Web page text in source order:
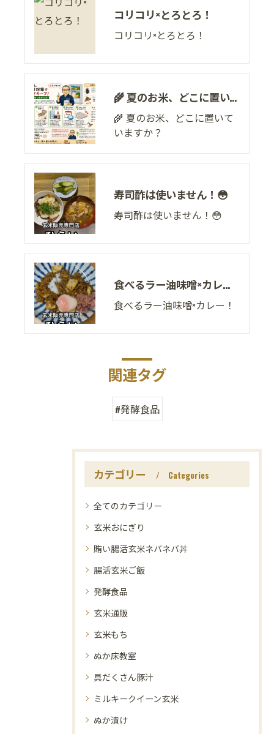
コリコリ×とろとろ！
コリコリ×とろとろ！
🌾 夏のお米、どこに置いていますか？
🌾 夏のお米、どこに置いて
いますか？
寿司酢は使いません！😳
寿司酢は使いません！😳
食べるラー油味噌×カレー！
食べるラー油味噌×カレー！
関連タグ
#発酵食品
カテゴリー Categories
全てのカテゴリー
玄米おにぎり
賄い腸活玄米ネバネバ丼
腸活玄米ご飯
発酵食品
玄米通販
玄米もち
ぬか床教室
具だくさん豚汁
ミルキークイーン玄米
ぬか漬け